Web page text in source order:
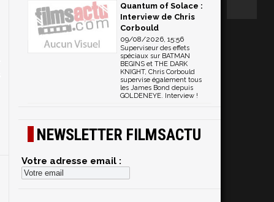
Quantum of Solace :
Interview de Chris
Corbould
09/08/2026, 15:56
Superviseur des effets
spéciaux sur BATMAN
BEGINS et THE DARK
KNIGHT, Chris Corbould
supervise également tous
les James Bond depuis
GOLDENEYE. Interview !
NEWSLETTER FILMSACTU
Votre adresse email :